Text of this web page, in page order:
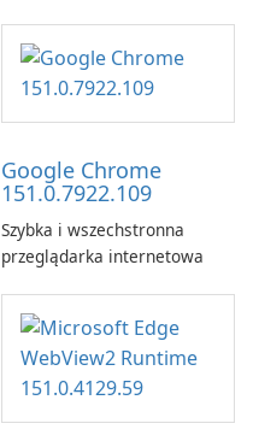
Downloader is a desktop
utility for saving Amazon
Prime Video titles and other
Amazon web-player content
Google Chrome
151.0.7922.109
Szybka i wszechstronna
przeglądarka internetowa